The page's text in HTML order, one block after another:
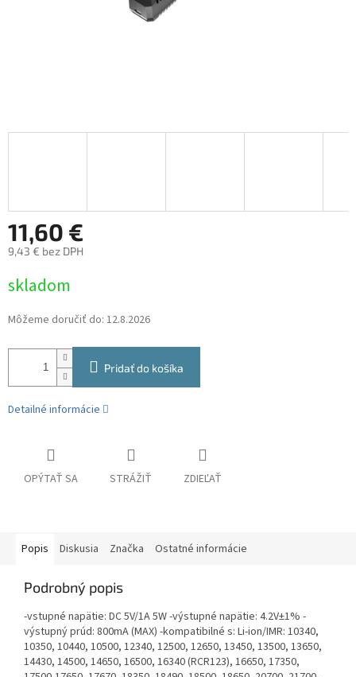
11,60 €
9,43 € bez DPH
cena:
skladom
Môžeme doručiť do: 12.8.2026
Pridať do košíka
Detailné informácie
OPÝTAŤ SA STRÁŽIŤ ZDIEĽAŤ
Popis Diskusia Značka Ostatné informácie
Podrobný popis
-vstupné napätie: DC 5V/1A 5W -výstupné napätie: 4.2V±1% -
výstupný prúd: 800mA (MAX) -kompatibilné s: Li-ion/IMR: 10340,
10350, 10440, 10500, 12340, 12500, 12650, 13450, 13500, 13650,
14430, 14500, 14650, 16500, 16340 (RCR123), 16650, 17350,